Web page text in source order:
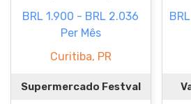
BRL 1.900 - BRL 2.036
Per Mês
Curitiba, PR
Supermercado Festval